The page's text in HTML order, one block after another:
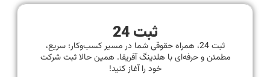
ثبت 24
ثبت 24، همراه حقوقی شما در مسیر کسب‌وکار؛ سریع،
مطمئن و حرفه‌ای با هلدینگ آفریقا. همین حالا ثبت شرکت
خود را آغاز کنید!